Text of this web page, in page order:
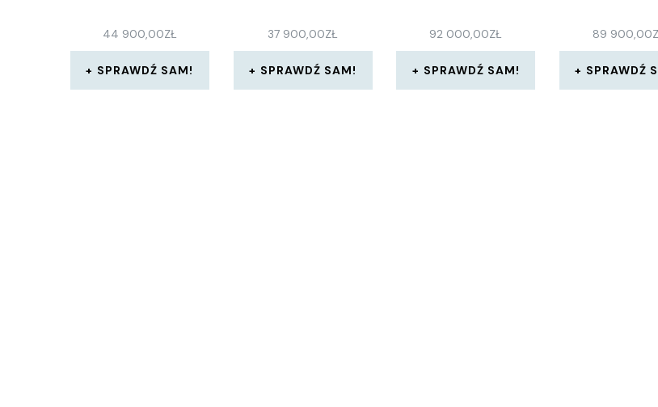
44 900,00ZŁ
SPRAWDŹ SAM!
37 900,00ZŁ
SPRAWDŹ SAM!
92 000,00ZŁ
SPRAWDŹ SAM!
89 900,00
SPRAWDŹ